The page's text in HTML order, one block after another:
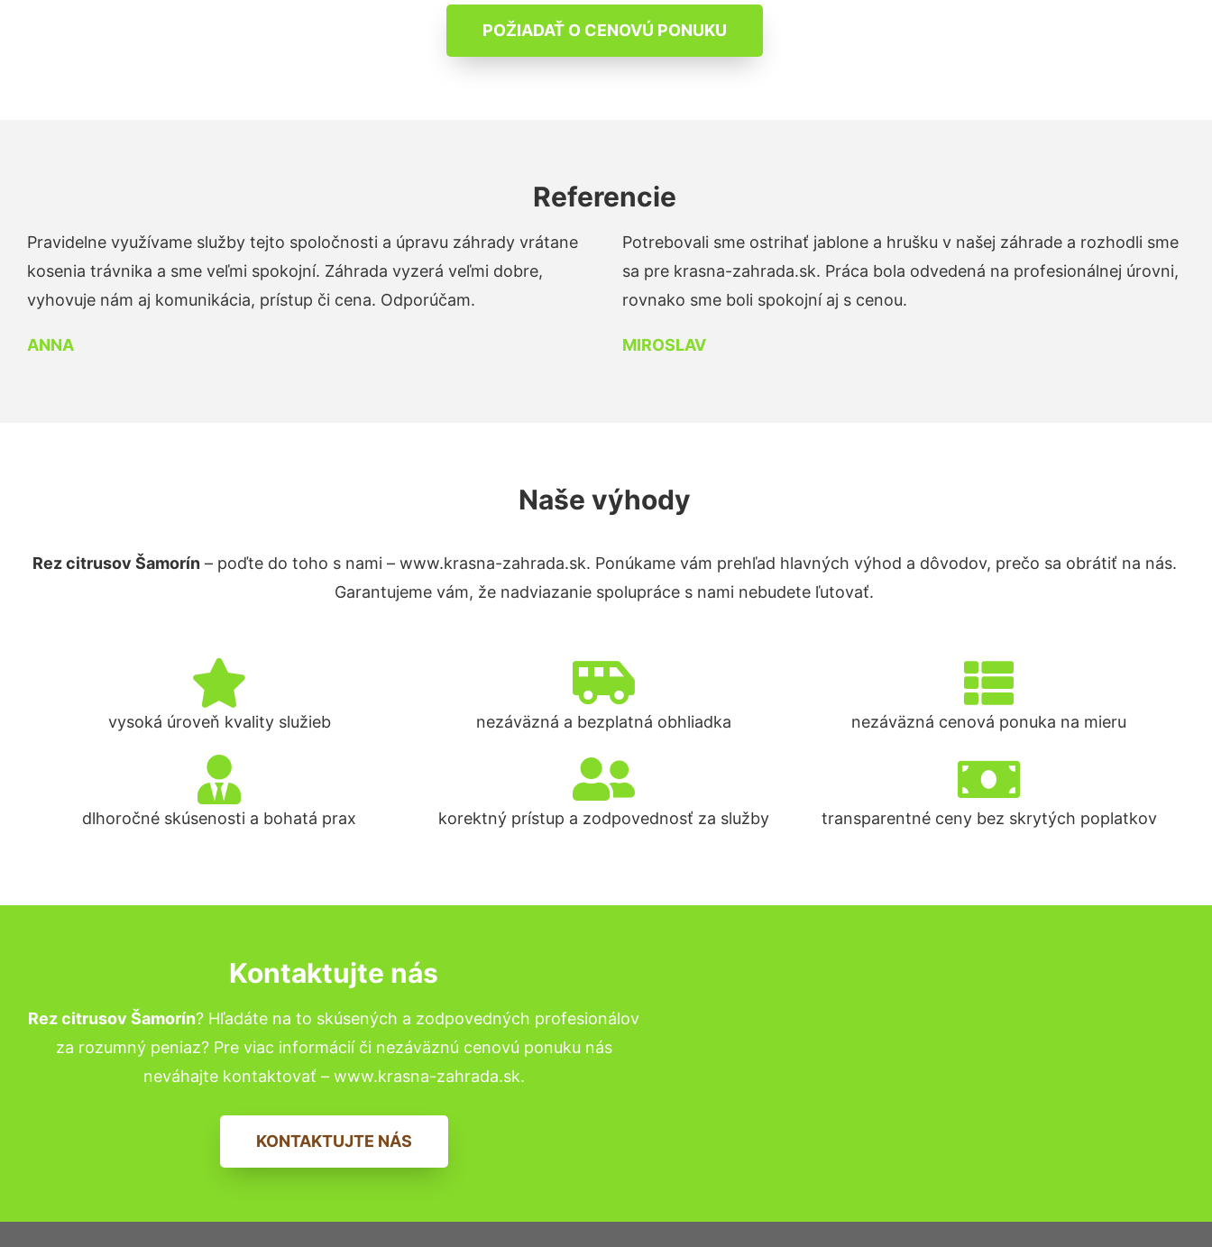
POŽIADAŤ O CENOVÚ PONUKU
Referencie
Pravidelne využívame služby tejto spoločnosti a úpravu záhrady vrátane
kosenia trávnika a sme veľmi spokojní. Záhrada vyzerá veľmi dobre,
vyhovuje nám aj komunikácia, prístup či cena. Odporúčam.
ANNA
Potrebovali sme ostrihať jablone a hrušku v našej záhrade a rozhodli sme
sa pre krasna-zahrada.sk. Práca bola odvedená na profesionálnej úrovni,
rovnako sme boli spokojní aj s cenou.
MIROSLAV
Naše výhody
Rez citrusov Šamorín– poďte do toho s nami – www.krasna-zahrada.sk. Ponúkame vám prehľad hlavných výhod a dôvodov, prečo sa obrátiť na nás.
Garantujeme vám, že nadviazanie spolupráce s nami nebudete ľutovať.
vysoká úroveň kvality služieb nezáväzná a bezplatná obhliadka nezáväzná cenová ponuka na mieru
dlhoročné skúsenosti a bohatá prax korektný prístup a zodpovednosť za služby transparentné ceny bez skrytých poplatkov
Kontaktujte nás
Rez citrusov Šamorín? Hľadáte na to skúsených a zodpovedných profesionálov
za rozumný peniaz? Pre viac informácií či nezáväznú cenovú ponuku nás
neváhajte kontaktovať – www.krasna-zahrada.sk.
KONTAKTUJTE NÁS